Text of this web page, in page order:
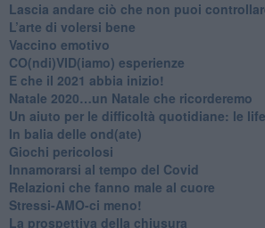
​Lascia andare ciò che non puoi
L’arte di volersi bene
​Vaccino emotivo
CO(ndi)VID(iamo) esperienze
​E che il 2021 abbia inizio!
​Natale 2020…un Natale che ricorderemo
Un aiuto per le difficoltà quotidiane: le
​In balia delle ond(ate)
Giochi pericolosi
Innamorarsi al tempo del Covid
​Relazioni che fanno male al cuore
​Stressi-AMO-ci meno!
​La prospettiva della chiusura